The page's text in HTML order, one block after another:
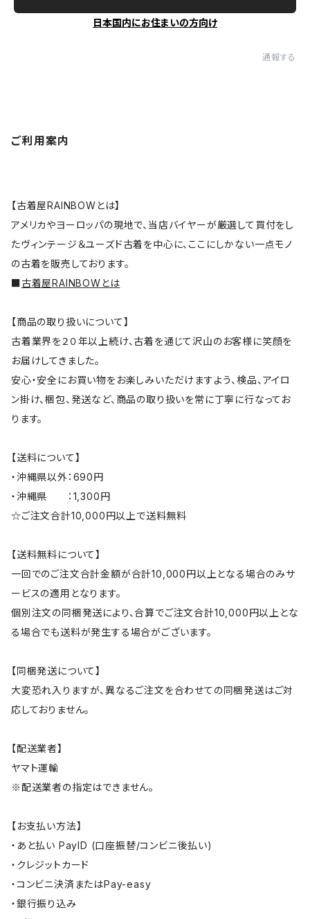
日本国内にお住まいの方向け
通報する
ご利用案内
【古着屋RAINBOWとは】
アメリカやヨーロッパの現地で、当店バイヤーが厳選して買付をし
たヴィンテージ＆ユーズド古着を中心に、ここにしかない一点モノ
の古着を販売しております。
■古着屋RAINBOWとは
【商品の取り扱いについて】
古着業界を２０年以上続け、古着を通じて沢山のお客様に笑顔を
お届けしてきました。
安心・安全にお買い物をお楽しみいただけますよう、検品、アイロ
ン掛け、梱包、発送など、商品の取り扱いを常に丁寧に行なってお
ります。
【送料について】
・沖縄県以外：690円
・沖縄県 ：1,300円
☆ご注文合計10,000円以上で送料無料
【送料無料について】
一回でのご注文合計金額が合計10,000円以上となる場合のみサ
ービスの適用となります。
個別注文の同梱発送により、合算でご注文合計10,000円以上とな
る場合でも送料が発生する場合がございます。
【同梱発送について】
大変恐れ入りますが、異なるご注文を合わせての同梱発送はご対
応しておりません。
【配送業者】
ヤマト運輸
※配送業者の指定はできません。
【お支払い方法】
・あと払い PayID (口座振替/コンビニ後払い)
・クレジットカード
・コンビニ決済またはPay-easy
・銀行振り込み